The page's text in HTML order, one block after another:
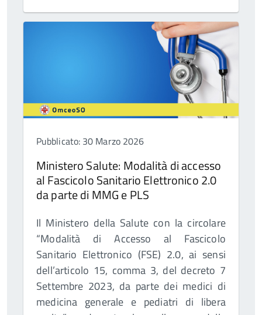
Pubblicato: 30 Marzo 2026
Ministero Salute: Modalità di accesso
al Fascicolo Sanitario Elettronico 2.0
da parte di MMG e PLS
Il Ministero della Salute con la circolare
“Modalità di Accesso al Fascicolo
Sanitario Elettronico (FSE) 2.0, ai sensi
dell’articolo 15, comma 3, del decreto 7
Settembre 2023, da parte dei medici di
medicina generale e pediatri di libera